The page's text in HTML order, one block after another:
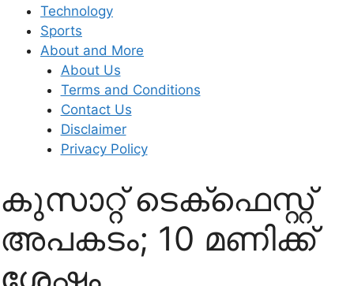
Technology
Sports
About and More
About Us
Terms and Conditions
Contact Us
Disclaimer
Privacy Policy
കുസാറ്റ് ടെക്‌ഫെസ്റ്റ്
അപകടം; 10 മണിക്ക്
ശേഷം